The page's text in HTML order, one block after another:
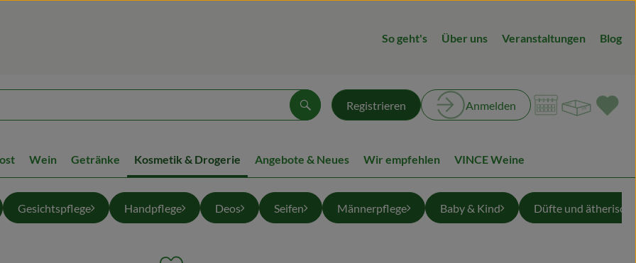
So geht's Über uns Veranstaltungen Blog
Registrieren Anmelden
Suchen
Wein Getränke Kosmetik & Drogerie Angebote & Neues Wir empfehlen VINCE Weine
Gesichtspflege Handpflege Deos Seifen Männerpflege Baby & Kind Düfte und